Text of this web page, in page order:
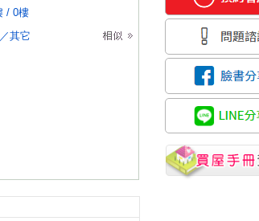
/ 0樓
／其它